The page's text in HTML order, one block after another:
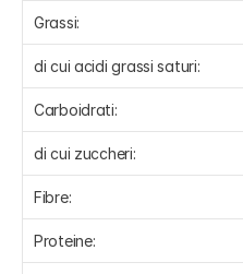
Grassi:
di cui acidi grassi saturi:
Carboidrati:
di cui zuccheri:
Fibre:
Proteine: